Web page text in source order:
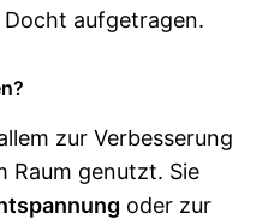
Docht aufgetragen.
zur Verbesserung
Raum genutzt. Sie
oder zur